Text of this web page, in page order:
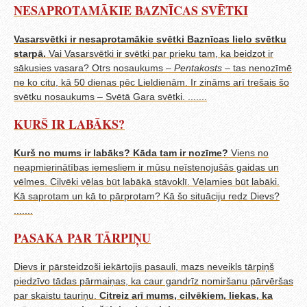
NESAPROTAMĀKIE BAZNĪCAS SVĒTKI
Vasarsvētki ir nesaprotamākie svētki Baznīcas lielo svētku
starpā. Vai Vasarsvētki ir svētki par prieku tam, ka beidzot ir
sākusies vasara? Otrs nosaukums – Pentakosts – tas nenozīmē
ne ko citu, kā 50 dienas pēc Lieldienām. Ir zināms arī trešais šo
svētku nosaukums – Svētā Gara svētki. .......
KURŠ IR LABĀKS?
Kurš no mums ir labāks? Kāda tam ir nozīme? Viens no
neapmierinātības iemesliem ir mūsu neīstenojušās gaidas un
vēlmes. Cilvēki vēlas būt labākā stāvoklī. Vēlamies būt labāki.
Kā saprotam un kā to pārprotam? Kā šo situāciju redz Dievs?
PASAKA PAR TĀRPIŅU
Dievs ir pārsteidzoši iekārtojis pasauli, mazs neveikls tārpiņš
piedzīvo tādas pārmaiņas, ka caur gandrīz nomiršanu pārvēršas
par skaistu tauriņu. Citreiz arī mums, cilvēkiem, liekas, ka